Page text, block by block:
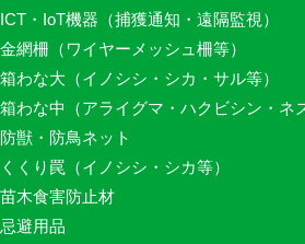
ICT・IoT機器（捕獲通知・遠隔監視）
金網柵（ワイヤーメッシュ柵等）
箱わな大（イノシシ・シカ・サル等）
箱わな中（アライグマ・ハクビシン・ネ
防獣・防鳥ネット
くくり罠（イノシシ・シカ等）
苗木食害防止材
忌避用品